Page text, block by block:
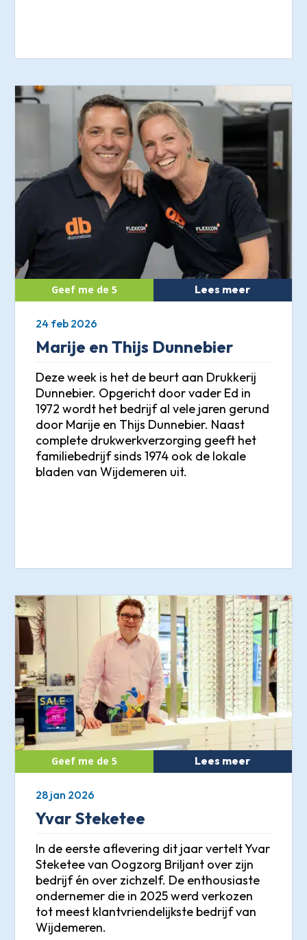
Marije en Thijs Dunnebier
Deze week is het de beurt aan Drukkerij
Dunnebier. Opgericht door vader Ed in
1972 wordt het bedrijf al vele jaren gerund
door Marije en Thijs Dunnebier. Naast
complete drukwerkverzorging geeft het
familiebedrijf sinds 1974 ook de lokale
bladen van Wijdemeren uit.
Lees meer
24 feb 2026
Yvar Steketee
In de eerste aflevering dit jaar vertelt Yvar
Steketee van Oogzorg Briljant over zijn
bedrijf én over zichzelf. De enthousiaste
ondernemer die in 2025 werd verkozen
tot meest klantvriendelijkste bedrijf van
Wijdemeren.
Lees meer
28 jan 2026